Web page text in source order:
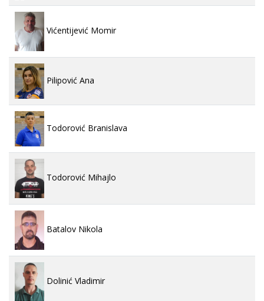
Vićentijević Momir
Pilipović Ana
Todorović Branislava
Todorović Mihajlo
Batalov Nikola
Dolinić Vladimir